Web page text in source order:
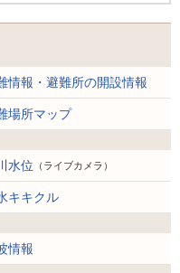
情報・避難所の開設情報
場所マップ
水位 （ライブカメラ）
キキクル
情報